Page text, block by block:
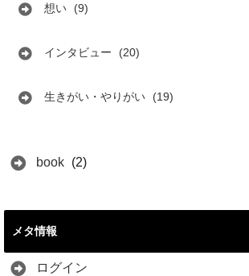
想い (9)
インタビュー (20)
生きがい・やりがい (19)
book (2)
メタ情報
ログイン